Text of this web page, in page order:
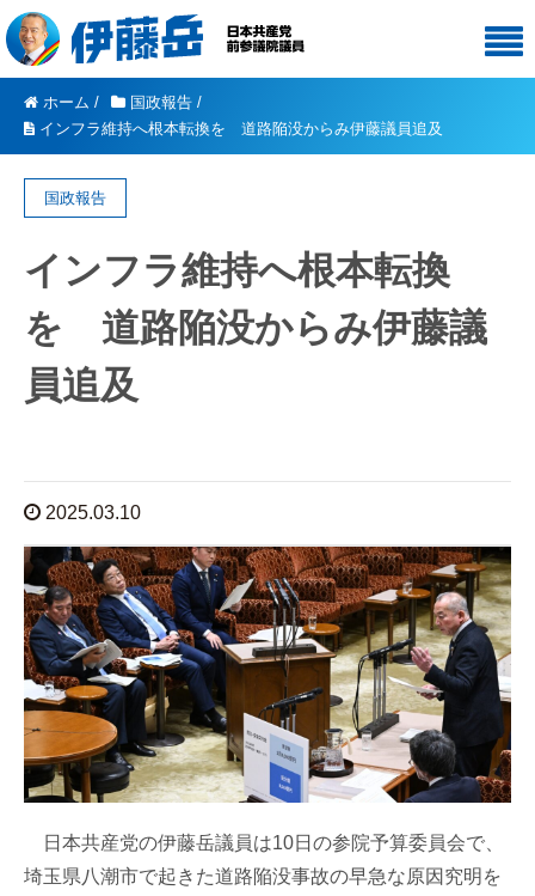
ホーム / 国政報告 /
インフラ維持へ根本転換を 道路陥没からみ伊藤議員追及
国政報告
インフラ維持へ根本転換
を 道路陥没からみ伊藤議
員追及
2025.03.10
日本共産党の伊藤岳議員は10日の参院予算委員会で、
埼玉県八潮市で起きた道路陥没事故の早急な原因究明を